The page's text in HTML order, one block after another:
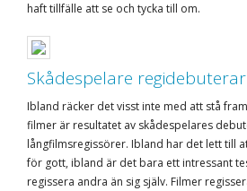
haft tillfälle att se och tycka till om.
Skådespelare regidebuterar
Ibland räcker det visst inte med att stå
filmer är resultatet av skådespelares
långfilmsregissörer. Ibland har det lett till
för gott, ibland är det bara ett intressant
regissera andra än sig själv. Filmer